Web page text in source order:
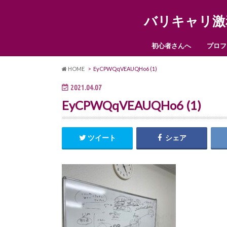
バリキャリ
初心者さんへ プロ
HOME EyCPWQqVEAUQHo6 (1)
2021.04.07
EyCPWQqVEAUQHo6 (1)
ツイート シェア